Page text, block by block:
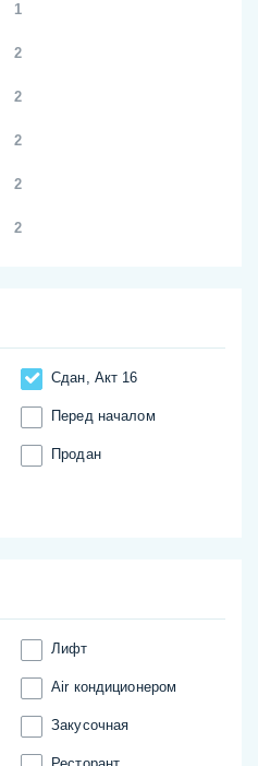
1
2
2
2
2
2
Сдан, Акт 16
Перед началом
Продан
Лифт
Аir кондиционером
Закусочная